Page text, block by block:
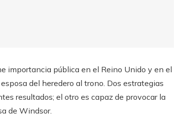
importancia pública en el Reino Unido y en el
del heredero al trono. Dos estrategias
resultados; el otro es capaz de provocar la
de Windsor.